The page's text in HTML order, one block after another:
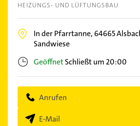
HEIZUNGS- UND LÜFTUNGSBAU
In der Pfarrtanne, 64665
Sandwiese
GeöffnetSchließt um 20:00
Anrufen
E-Mail